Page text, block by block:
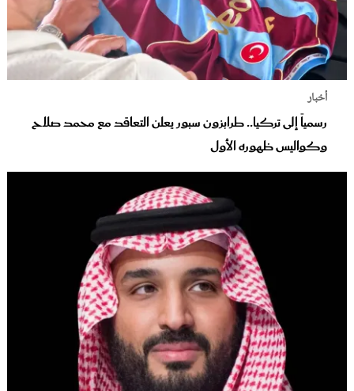
أخبار
رسمياً إلى تركيا.. طرابزون سبور يعلن التعاقد مع محمد صلاح
وكواليس ظهوره الأول